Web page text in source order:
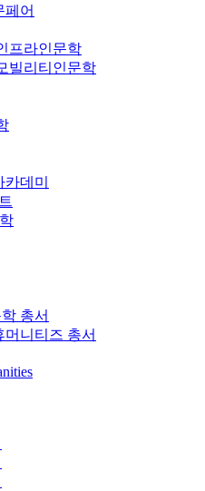
페어
프라인문학
빌리티인문학
데미
총서
머니티즈 총서